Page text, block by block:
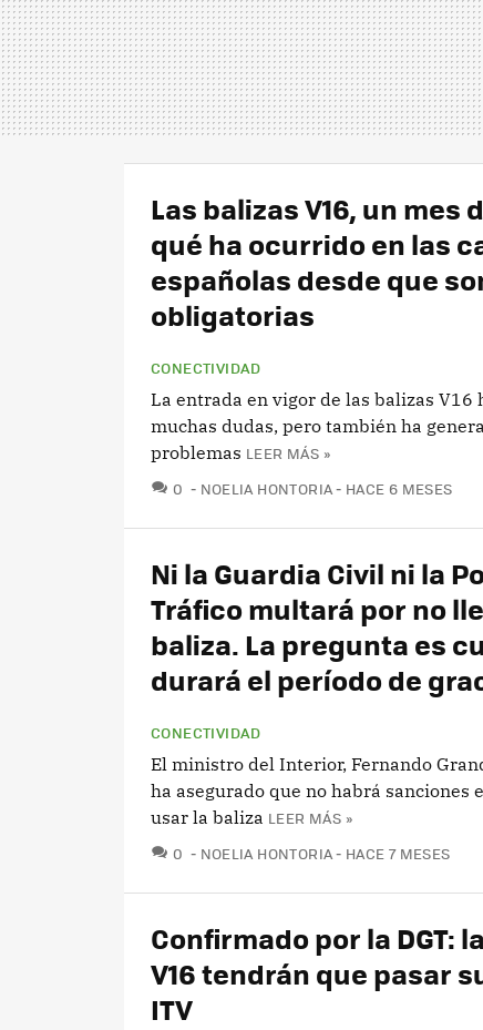
Las balizas V16, un mes
qué ha ocurrido en las
españolas desde que
obligatorias
CONECTIVIDAD
La entrada en vigor de las balizas V16
muchas dudas, pero también ha
problemas LEER MÁS »
0 COMENTARIOS
NOELIA HONTORIA HACE 6 MESES
Ni la Guardia Civil ni la
Tráfico multará por no
baliza. La pregunta es
durará el período de
CONECTIVIDAD
El ministro del Interior, Fernando
ha asegurado que no habrá sanciones
usar la baliza LEER MÁS »
0 COMENTARIOS
NOELIA HONTORIA HACE 7 MESES
Confirmado por la DGT:
V16 tendrán que pasar
ITV